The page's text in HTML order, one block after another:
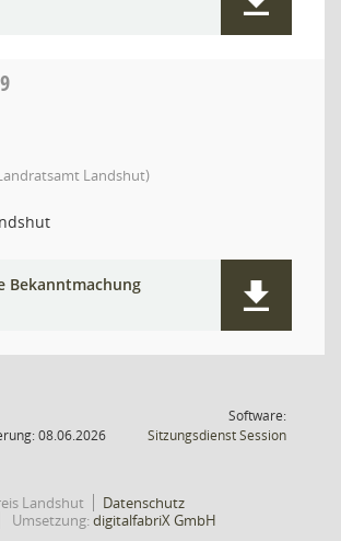
Landshut)
Bekanntmachung
08.06.2026
Software:
SitzungsdienstSession(Wird in
Landshut
Datenschutz
Umsetzung:digitalfabriX GmbH